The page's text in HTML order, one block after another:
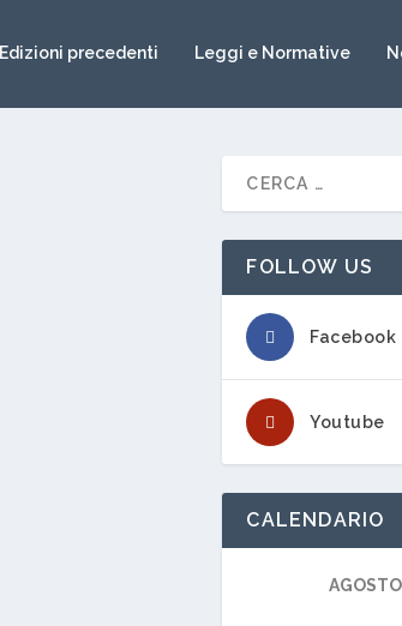
Edizioni precedenti Leggi e Normative
FOLLOW US
Facebook
Youtube
CALENDARIO